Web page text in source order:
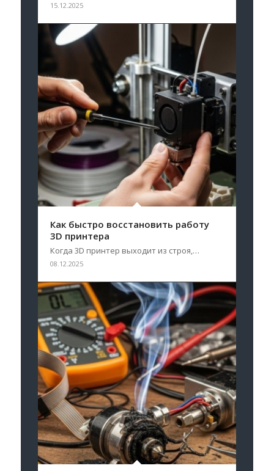
15.12.2025
Как быстро восстановить работу
3D принтера
Когда 3D принтер выходит из строя,…
08.12.2025